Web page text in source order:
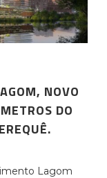
NOVO
DO
Lagom